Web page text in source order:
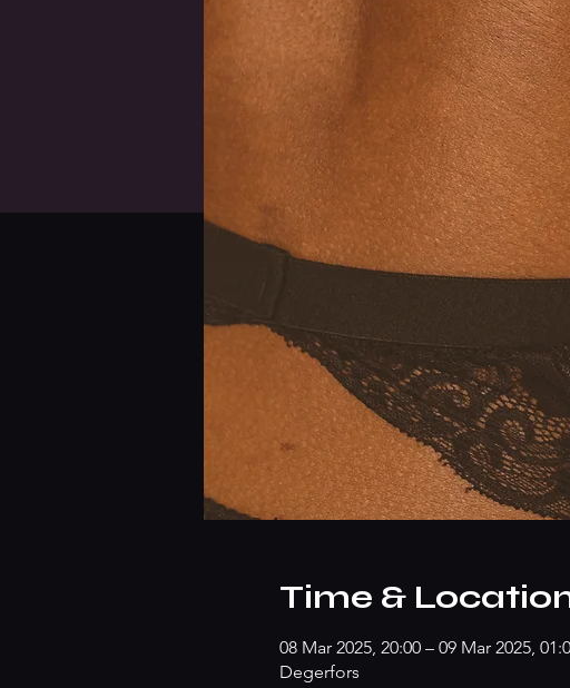
Time &
08 Mar 2025, 20:00 – 09 Mar 2025,
Degerfors